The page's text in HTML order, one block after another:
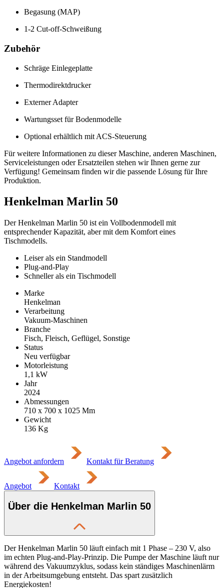
Begasung (MAP)
1-2 Cut-off-Schweißung
Zubehör
Schräge Einlegeplatte
Thermodirektdrucker
Externer Adapter
Wartungsset für Bodenmodelle
Optional erhältlich mit ACS-Steuerung
Für weitere Informationen zu dieser Maschine, anderen Maschinen,
Serviceleistungen oder Ersatzteilen stehen wir Ihnen gerne zur
Verfügung! Gemeinsam finden wir die passende Lösung für Ihre
Produktion.
Henkelman Marlin 50
Der Henkelman Marlin 50 ist ein Vollbodenmodell mit
entsprechender Kapazität, aber mit dem Komfort eines
Tischmodells.
Leiser als ein Standmodell
Plug-and-Play
Schneller als ein Tischmodell
Marke
Henkelman
Verarbeitung
Vakuum-Maschinen
Branche
Fisch, Fleisch, Geflügel, Sonstige
Status
Neu verfügbar
Motorleistung
1,1 kW
Jahr
2024
Abmessungen
710 x 700 x 1025 Mm
Gewicht
136 Kg
Angebot anfordern Kontakt für Beratung
Angebot Kontakt
Über die Henkelman Marlin 50
Der Henkelman Marlin 50 läuft einfach mit 1 Phase – 230 V, also
im echten Plug-and-Play-Prinzip. Die Pumpe der Maschine läuft nur
während des Vakuumzyklus, sodass kein ständiges Maschinenlärm
in der Arbeitsumgebung entsteht. Das spart zusätzlich
Energiekosten!